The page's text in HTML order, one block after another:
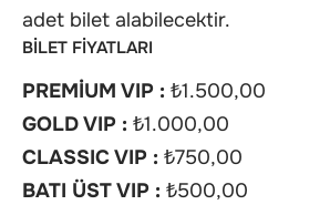
adet bilet alabilecektir.
BİLET FİYATLARI
PREMİUM VIP : ₺1.500,00
GOLD VIP : ₺1.000,00
CLASSIC VIP : ₺750,00
BATI ÜST VIP : ₺500,00